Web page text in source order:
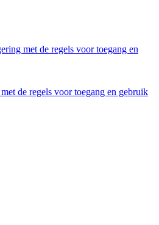
met de regels voor toegang en
de regels voor toegang en gebruik